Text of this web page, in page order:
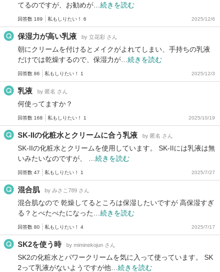
てるのですが、お勧めが… 続きを読む
回答数 189 私もしりたい！ 6 2025/12/6
保湿力が高い乳液 by 立花彩 さん
朝にクリームを付けるとメイクがよれてしまい、手持ちの乳液
だけでは乾燥するので、保湿力が… 続きを読む
回答数 86 私もしりたい！ 1 2025/12/3
乳液 by 匿名 さん
何使ってますか？
回答数 168 私もしりたい！ 1 2025/10/19
SK-IIの化粧水とクリームに合う乳液 by 匿名 さん
SK-IIの化粧水とクリームを使用しています。 SK-IIには乳液は無
いみたいなのですが、 … 続きを読む
回答数 47 私もしりたい！ 1 2025/7/27
混合肌 by みさこ789 さん
混合肌なので 乾燥してるところは保湿したいですが 高保湿すぎ
る？とべたべたになった… 続きを読む
回答数 80 私もしりたい！ 4 2025/7/17
SK2を使う時 by miminekojun さん
SK2の化粧水とパワークリームを気に入って使っています。 SK
2って乳液がないようですが他… 続きを読む